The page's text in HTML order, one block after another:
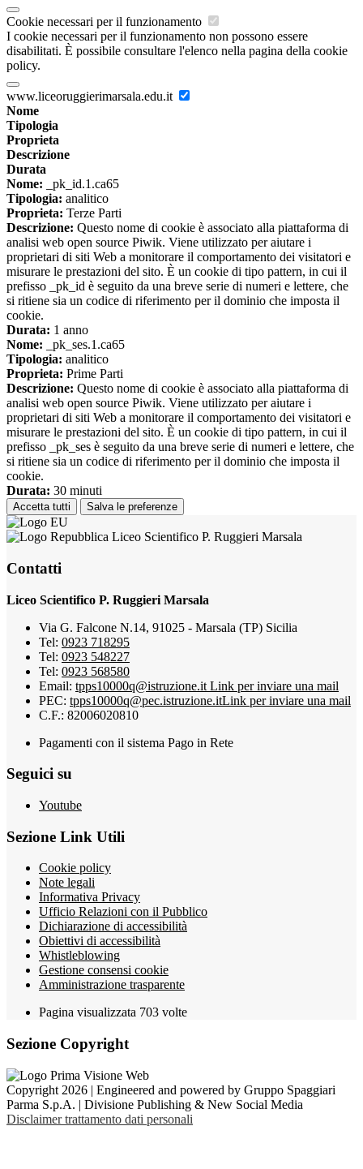
Cookie necessari per il funzionamento
I cookie necessari per il funzionamento non possono essere
disabilitati. È possibile consultare l'elenco nella pagina della cookie
policy.
www.liceoruggierimarsala.edu.it
Nome
Tipologia
Proprieta
Descrizione
Durata
Nome: _pk_id.1.ca65
Tipologia: analitico
Proprieta: Terze Parti
Descrizione: Questo nome di cookie è associato alla piattaforma di
analisi web open source Piwik. Viene utilizzato per aiutare i
proprietari di siti Web a monitorare il comportamento dei visitatori e
misurare le prestazioni del sito. È un cookie di tipo pattern, in cui il
prefisso _pk_id è seguito da una breve serie di numeri e lettere, che
si ritiene sia un codice di riferimento per il dominio che imposta il
cookie.
Durata: 1 anno
Nome: _pk_ses.1.ca65
Tipologia: analitico
Proprieta: Prime Parti
Descrizione: Questo nome di cookie è associato alla piattaforma di
analisi web open source Piwik. Viene utilizzato per aiutare i
proprietari di siti Web a monitorare il comportamento dei visitatori e
misurare le prestazioni del sito. È un cookie di tipo pattern, in cui il
prefisso _pk_ses è seguito da una breve serie di numeri e lettere, che
si ritiene sia un codice di riferimento per il dominio che imposta il
cookie.
Durata: 30 minuti
Accetta tutti Salva le preferenze
Liceo Scientifico P. Ruggieri Marsala
Contatti
Liceo Scientifico P. Ruggieri Marsala
Via G. Falcone N.14, 91025 - Marsala (TP) Sicilia
Tel: 0923 718295
Tel: 0923 548227
Tel: 0923 568580
Email: tpps10000q@istruzione.it Link per inviare una mail
PEC: tpps10000q@pec.istruzione.itLink per inviare una mail
C.F.: 82006020810
Pagamenti con il sistema Pago in Rete
Seguici su
Youtube
Sezione Link Utili
Cookie policy
Note legali
Informativa Privacy
Ufficio Relazioni con il Pubblico
Dichiarazione di accessibilità
Obiettivi di accessibilità
Whistleblowing
Gestione consensi cookie
Amministrazione trasparente
Pagina visualizzata 703 volte
Sezione Copyright
Copyright 2026 | Engineered and powered by Gruppo Spaggiari
Parma S.p.A. | Divisione Publishing & New Social Media
Disclaimer trattamento dati personali